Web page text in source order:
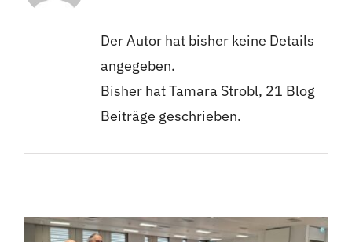
Der Autor hat bisher keine Details
angegeben.
Bisher hat Tamara Strobl, 21 Blog
Beiträge geschrieben.